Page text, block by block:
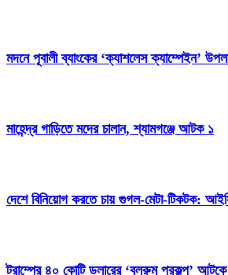
মদনে পূবালী ব্যাংকের ‘ক্যাশলেস ক্যাম্পেইন’
মাহেন্দ্র গাড়িতে মদের চালান, শ্যামগঞ্জে আটক ১
দেশে বিনিয়োগ করতে চায় গুগল-মেটা-টিকটক:
ট্রাম্পের ৪০ কোটি ডলারের ‘বলরুম প্রকল্প’